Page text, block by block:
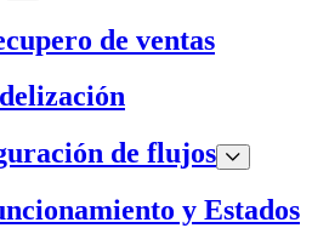
de ventas
de flujos
y Estados